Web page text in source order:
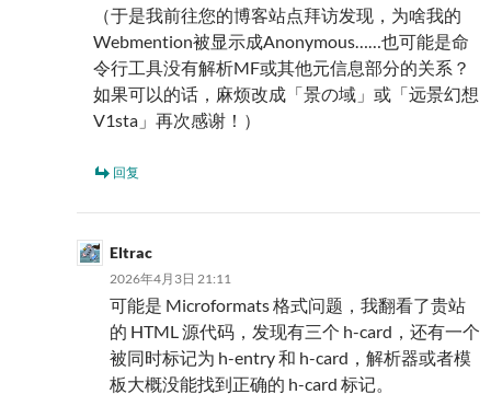
（于是我前往您的博客站点拜访发现，为啥我的
Webmention被显示成Anonymous……也可能是命
令行工具没有解析MF或其他元信息部分的关系？
如果可以的话，麻烦改成「景の域」或「远景幻想
V1sta」再次感谢！）
回复
Eltrac
2026年4月3日 21:11
可能是 Microformats 格式问题，我翻看了贵站
的 HTML 源代码，发现有三个 h-card，还有一个
被同时标记为 h-entry 和 h-card，解析器或者模
板大概没能找到正确的 h-card 标记。